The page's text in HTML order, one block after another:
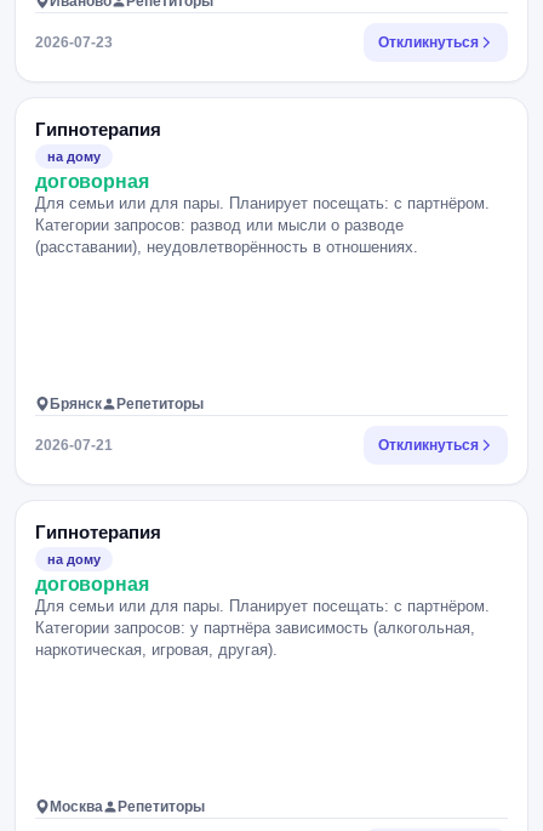
2026-07-23 Откликнуться
Гипнотерапия
на дому
договорная
Для семьи или для пары. Планирует посещать: с партнёром.
Категории запросов: развод или мысли о разводе
(расставании), неудовлетворённость в отношениях.
Брянск Репетиторы
2026-07-21 Откликнуться
Гипнотерапия
на дому
договорная
Для семьи или для пары. Планирует посещать: с партнёром.
Категории запросов: у партнёра зависимость (алкогольная,
наркотическая, игровая, другая).
Москва Репетиторы